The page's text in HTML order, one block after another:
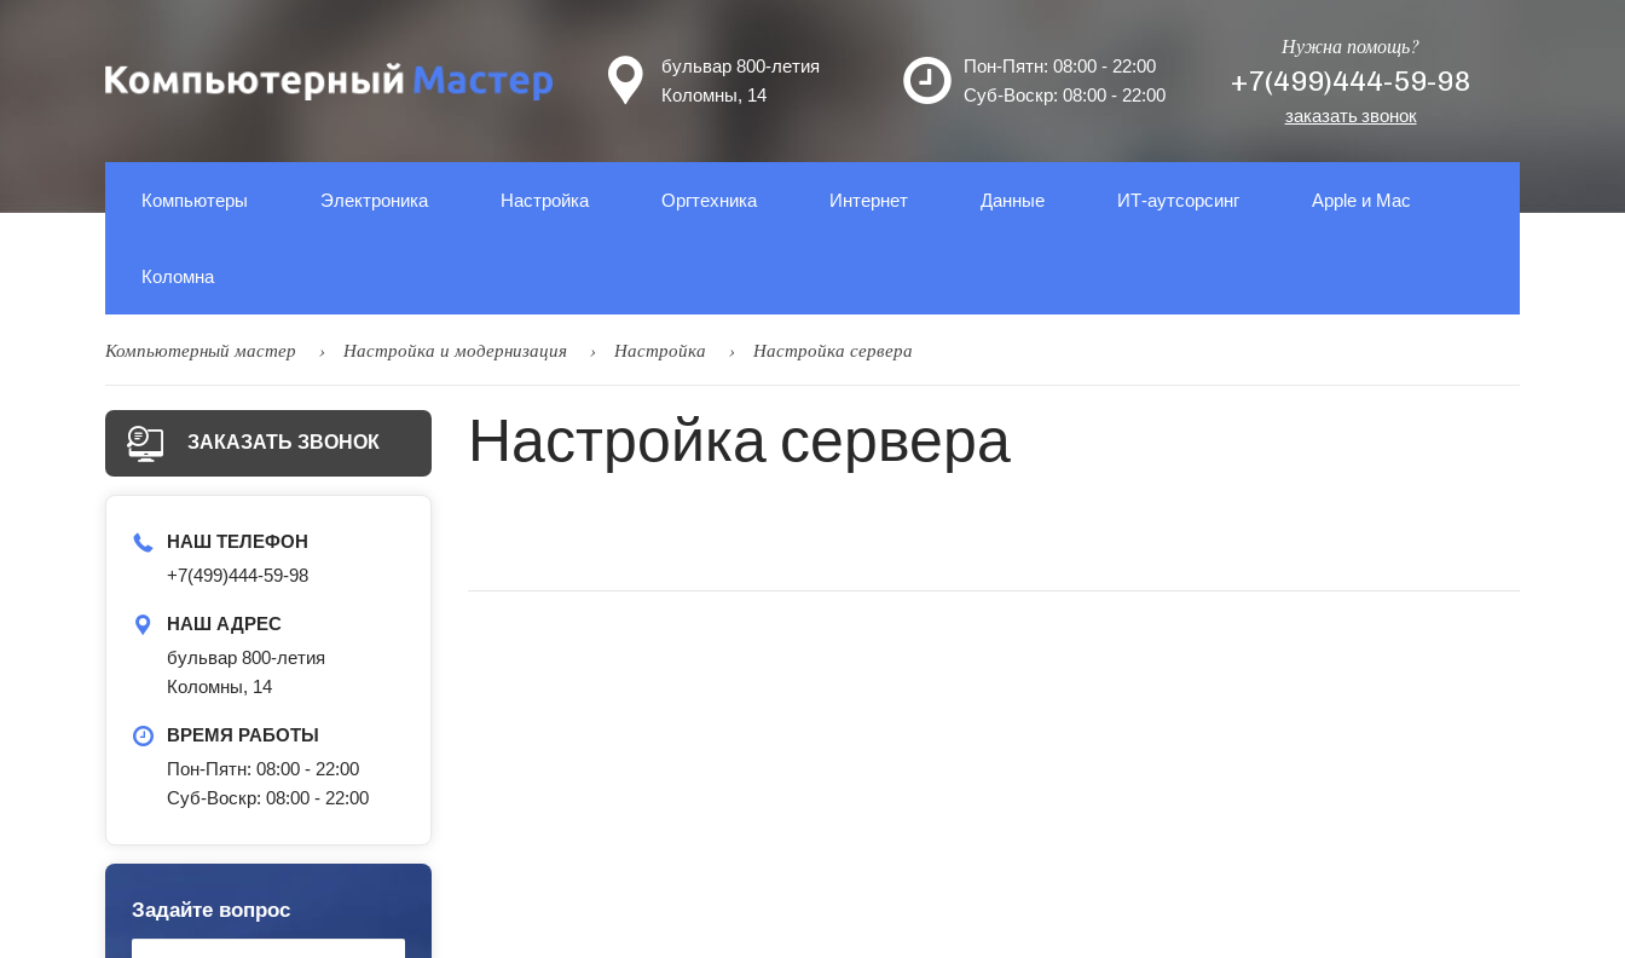
бульвар 800-летия
Коломны, 14
Пон-Пятн: 08:00 - 22:00
Суб-Воскр: 08:00 - 22:00
Нужна помощь?
+7(499)444-59-98
заказать звонок
Компьютеры Электроника Настройка Оргтеxника Интернет Данные ИТ-аутсорсинг Apple и Mac
Коломна
Компьютерный мастер Настройка и модернизация Настройка Настройка сервера
ЗАКАЗАТЬ ЗВОНОК
НАШ ТЕЛЕФОН
+7(499)444-59-98
НАШ АДРЕС
бульвар 800-летия
Коломны, 14
ВРЕМЯ РАБОТЫ
Пон-Пятн: 08:00 - 22:00
Суб-Воскр: 08:00 - 22:00
Задайте вопрос
Настройка сервера